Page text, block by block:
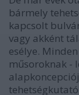
bármely
kapcsolt
vagy akként
esélye.
műsoroknak -